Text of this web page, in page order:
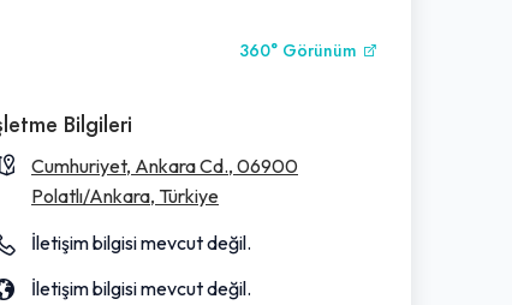
360° Görünüm
Bilgileri
Cumhuriyet, Ankara Cd., 06900
Polatlı/Ankara, Türkiye
İletişim bilgisi mevcut değil.
İletişim bilgisi mevcut değil.